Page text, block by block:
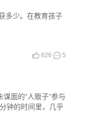
多少。在教育孩子
626 5
面的“人贩子”参与
钟的时间里，几乎